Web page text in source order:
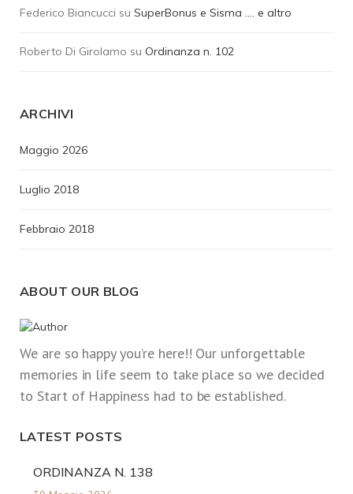
Federico Biancucci su SuperBonus e Sisma …. e altro
Roberto Di Girolamo su Ordinanza n. 102
ARCHIVI
Maggio 2026
Luglio 2018
Febbraio 2018
ABOUT OUR BLOG
We are so happy you’re here!! Our unforgettable
memories in life seem to take place so we decided
to Start of Happiness had to be established.
LATEST POSTS
ORDINANZA N. 138